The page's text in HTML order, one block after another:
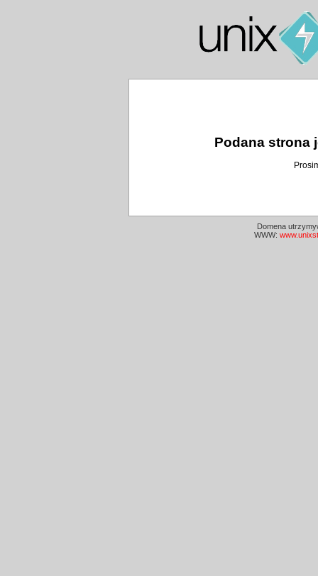
Podana strona
Domena
WWW: